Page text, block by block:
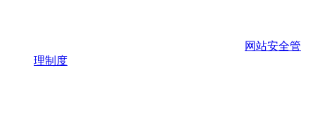
网站安全管
理制度